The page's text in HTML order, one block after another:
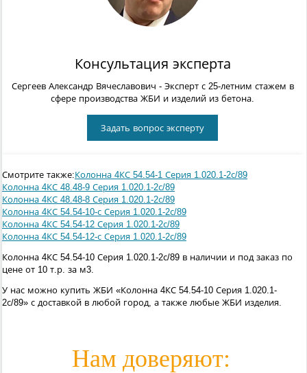
Консультация эксперта
Сергеев Александр Вячеславович - Эксперт с 25-летним стажем в
сфере производства ЖБИ и изделий из бетона.
Задать вопрос эксперту
Смотрите также:Колонна 4КС 54.54-1 Серия 1.020.1-2с/89
Колонна 4КС 48.48-9 Серия 1.020.1-2с/89
Колонна 4КС 48.48-8 Серия 1.020.1-2с/89
Колонна 4КС 54.54-10-с Серия 1.020.1-2с/89
Колонна 4КС 54.54-12 Серия 1.020.1-2с/89
Колонна 4КС 54.54-12-с Серия 1.020.1-2с/89
Колонна 4КС 54.54-10 Серия 1.020.1-2с/89 в наличии и под заказ по
цене от 10 т.р. за м3.
У нас можно купить ЖБИ «Колонна 4КС 54.54-10 Серия 1.020.1-
2с/89» с доставкой в любой город, а также любые ЖБИ изделия.
Нам доверяют: